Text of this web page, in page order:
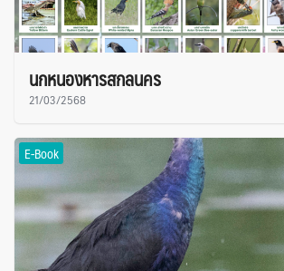
นกหนองหารสกลนคร
21/03/2568
E-Book